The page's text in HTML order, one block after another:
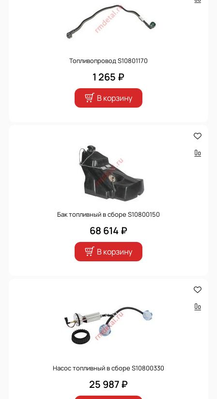
Топливопровод S10801170
1 265 ₽
В корзину
Бак топливный в сборе S10800150
68 614 ₽
В корзину
Насос топливный в сборе S10800330
25 987 ₽